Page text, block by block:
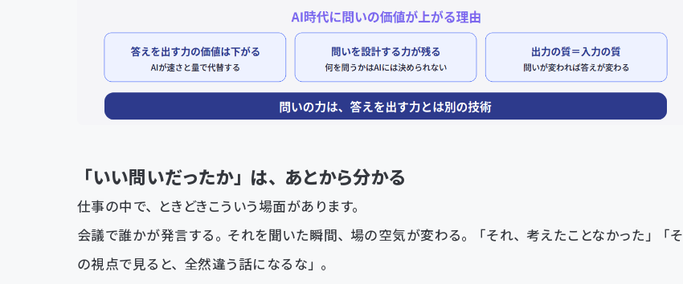
「いい問いだったか」は、あとから分かる
仕事の中で、ときどきこういう場面があります。
会議で誰かが発言する。それを聞いた瞬間、場の空気が変わる。「それ、考えたことなかった」「そ
の視点で見ると、全然違う話になるな」。